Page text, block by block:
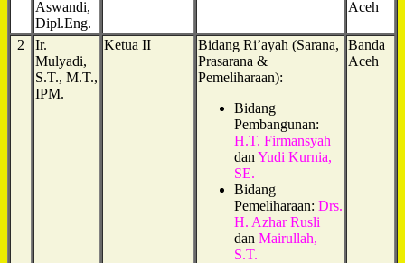
Aswandi,
Dipl.Eng.
Aceh
2
Ir.
Mulyadi,
S.T., M.T.,
IPM.
Ketua II
Bidang Ri’ayah (Sarana,
Prasarana &
Pemeliharaan):
Bidang
Pembangunan:
H.T. Firmansyah
dan Yudi Kurnia,
SE.
Bidang
Pemeliharaan: Drs.
H. Azhar Rusli
dan Mairullah,
S.T.
Banda
Aceh